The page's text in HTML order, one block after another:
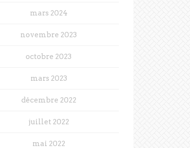
mars 2024
novembre 2023
octobre 2023
mars 2023
décembre 2022
juillet 2022
mai 2022